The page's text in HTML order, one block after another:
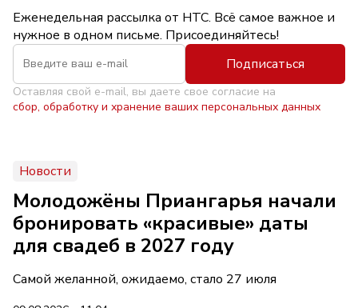
Еженедельная рассылка от НТС. Всё самое важное и
нужное в одном письме. Присоединяйтесь!
Подписаться
Оставляя свой e-mail, вы даете свое согласие на
сбор, обработку и хранение ваших персональных данных
Новости
Молодожёны Приангарья начали
бронировать «красивые» даты
для свадеб в 2027 году
Самой желанной, ожидаемо, стало 27 июля